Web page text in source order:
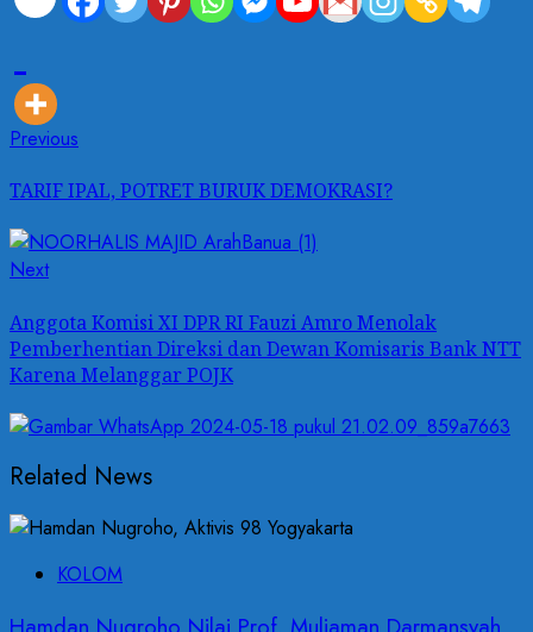
Post
navigation
Previous
TARIF IPAL, POTRET BURUK DEMOKRASI?
NextNext
Anggota Komisi XI DPR RI Fauzi Amro Menolak
Pemberhentian Direksi dan Dewan Komisaris Bank NTT
Karena Melanggar POJK
Related News
KOLOM